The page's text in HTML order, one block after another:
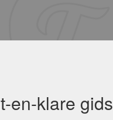
en-klare gids